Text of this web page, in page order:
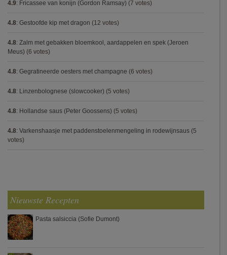
4.9: Fricassee van konijn (Gordon Ramsay) (7 votes)
4.8: Gestoofde kip met dragon (12 votes)
4.8: Zalm met gebakken bloemkool, aardappelen en spek (Jeroen
Meus) (6 votes)
4.8: Gegratineerde oesters met champagne (6 votes)
4.8: Linzenbolognese (slowcooker) (5 votes)
4.8: Hollandse saus (Peter Goossens) (5 votes)
4.8: Varkenshaasje met paddenstoelenmengeling in rodewijnsaus (5
votes)
Nieuwste Recepten
Pasta salsiccia (Sofie Dumont)